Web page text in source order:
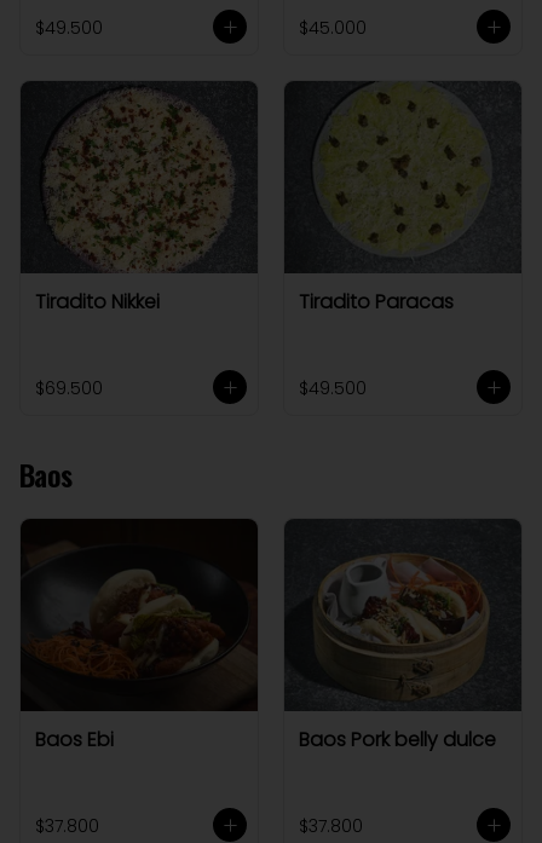
$49.500 $45.000
Tiradito Nikkei
$69.500
Tiradito Paracas
$49.500
Baos
Baos Ebi
$37.800
Baos Pork belly dulce
$37.800